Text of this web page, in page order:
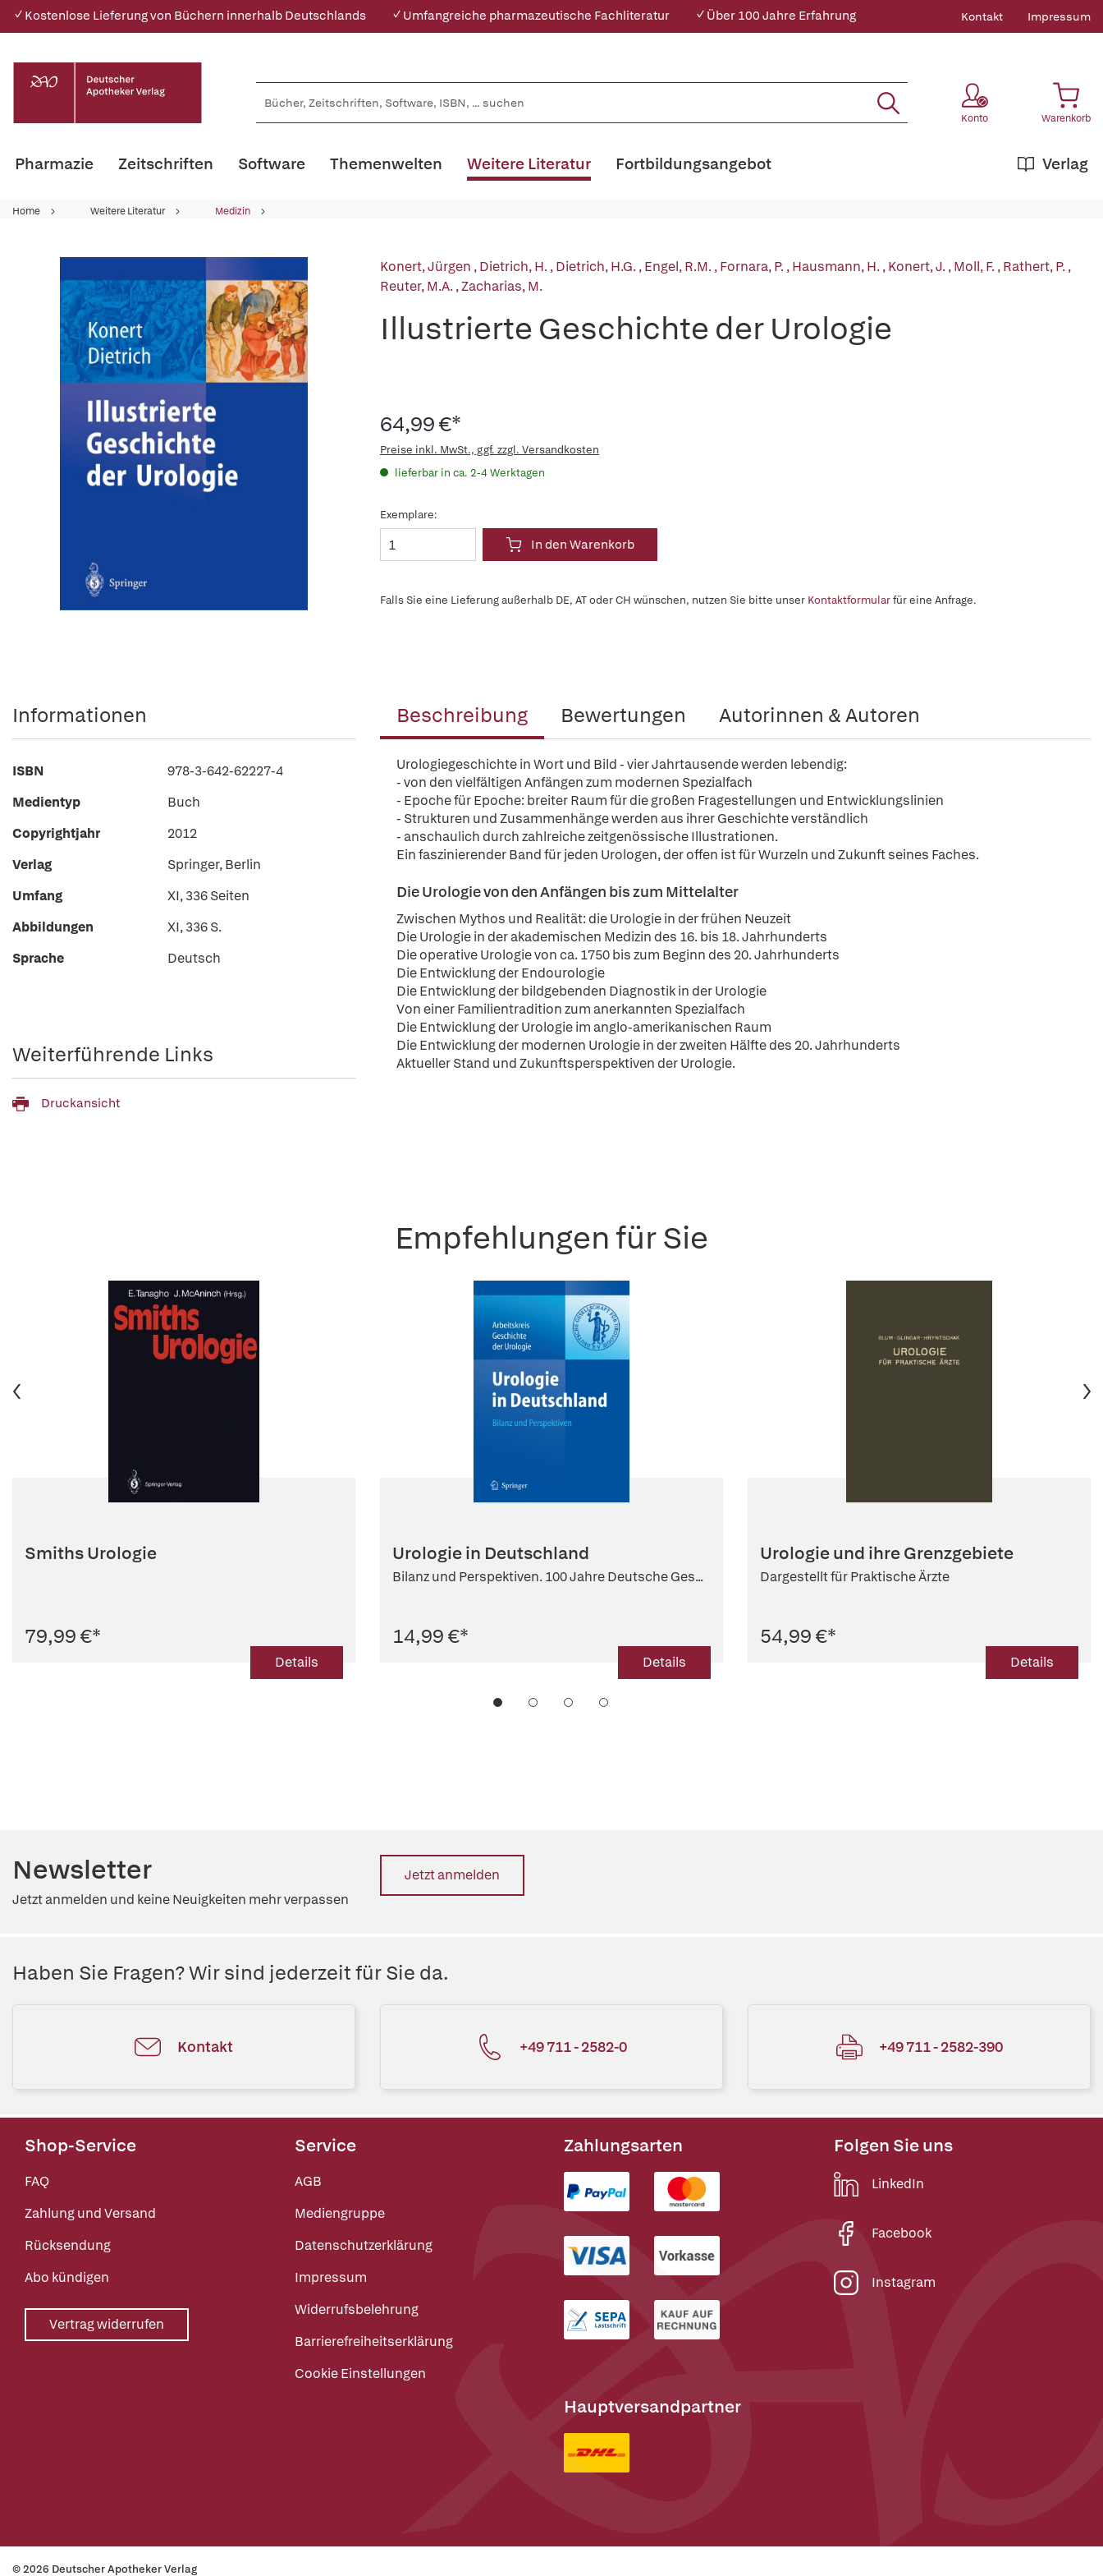
✓ Kostenlose Lieferung von Büchern innerhalb Deutschlands ✓ Umfangreiche pharmazeutische Fachliteratur ✓ Über 100 Jahre Erfahrung Kontakt Impressum
Konto Warenkorb
Pharmazie Zeitschriften Software Themenwelten Weitere Literatur Verlag
Fortbildungsangebot
Home Weitere Literatur Medizin
Konert, Jürgen ,Dietrich, H.,Dietrich, H.G.,Engel, R.M.,Fornara, P.,Hausmann, H.,Konert, J.,Moll, F.,Rathert, P.,
Reuter, M.A.,Zacharias, M.
Illustrierte Geschichte der Urologie
64,99 €*
Preise inkl. MwSt., ggf. zzgl. Versandkosten
lieferbar in ca. 2-4 Werktagen
Exemplare:
In den Warenkorb
Falls Sie eine Lieferung außerhalb DE, AT oder CH wünschen, nutzen Sie bitte unser Kontaktformularfür eine Anfrage.
Beschreibung Bewertungen Autorinnen & Autoren
Urologiegeschichte in Wort und Bild - vier Jahrtausende werden lebendig:
- von den vielfältigen Anfängen zum modernen Spezialfach
- Epoche für Epoche: breiter Raum für die großen Fragestellungen und Entwicklungslinien
- Strukturen und Zusammenhänge werden aus ihrer Geschichte verständlich
- anschaulich durch zahlreiche zeitgenössische Illustrationen.
Ein faszinierender Band für jeden Urologen, der offen ist für Wurzeln und Zukunft seines Faches.
Die Urologie von den Anfängen bis zum Mittelalter
Zwischen Mythos und Realität: die Urologie in der frühen Neuzeit
Die Urologie in der akademischen Medizin des 16. bis 18. Jahrhunderts
Die operative Urologie von ca. 1750 bis zum Beginn des 20. Jahrhunderts
Die Entwicklung der Endourologie
Die Entwicklung der bildgebenden Diagnostik in der Urologie
Von einer Familientradition zum anerkannten Spezialfach
Die Entwicklung der Urologie im anglo-amerikanischen Raum
Die Entwicklung der modernen Urologie in der zweiten Hälfte des 20. Jahrhunderts
Aktueller Stand und Zukunftsperspektiven der Urologie.
Informationen
ISBN
978-3-642-62227-4
Medientyp
Buch
Copyrightjahr
2012
Verlag
Springer, Berlin
Umfang
XI, 336 Seiten
Abbildungen
XI, 336 S.
Sprache
Deutsch
Weiterführende Links
Druckansicht
Empfehlungen für Sie
Smiths Urologie
79,99 €*
Details
Urologie in Deutschland
Bilanz und Perspektiven. 100 Jahre Deutsche Ges...
14,99 €*
Details
Urologie und ihre Grenzgebiete
Dargestellt für Praktische Ärzte
54,99 €*
Details
Newsletter
Jetzt anmelden und keine Neuigkeiten mehr verpassen
Jetzt anmelden
Haben Sie Fragen? Wir sind jederzeit für Sie da.
Kontakt +49 711 - 2582-0 +49 711 - 2582-390
Shop-Service
FAQ
Zahlung und Versand
Rücksendung
Abo kündigen
Vertrag widerrufen
Service
AGB
Mediengruppe
Datenschutzerklärung
Impressum
Widerrufsbelehrung
Barrierefreiheitserklärung
Cookie Einstellungen
Zahlungsarten
Hauptversandpartner
Folgen Sie uns
LinkedIn
Facebook
Instagram
© 2026 Deutscher Apotheker Verlag